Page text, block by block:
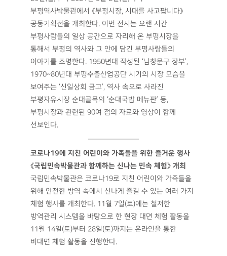
부평역사박물관에서 《부평시장, 시대를 사고팝니다》
공동기획전을 개최한다. 이번 전시는 오랜 시간
부평사람들의 일상 공간으로 자리해 온 부평시장을
통해서 부평의 역사와 그 안에 담긴 부평사람들의
이야기를 조명한다. 1950년대 작성된 ‘남창문구 장부’,
1970~80년대 부평수출산업공단 시기의 시장 모습을
보여주는 ‘신일상회 금고’, 역사 속으로 사라진
부평자유시장 순대골목의 ‘순대국밥 메뉴판’ 등,
부평시장과 관련된 90여 점의 자료와 영상이 함께
선보인다.
코로나19에 지친 어린이와 가족들을 위한 즐거운 행사
《국립민속박물관과 함께하는 신나는 민속 체험》 개최
국립민속박물관은 코로나19로 지친 어린이와 가족들을
위해 안전한 방역 속에서 신나게 즐길 수 있는 여러 가지
체험 행사를 개최한다. 11월 7일(토)에는 철저한
방역관리 시스템을 바탕으로 한 현장 대면 체험 활동을
11월 14일(토)부터 28일(토)까지는 온라인을 통한
비대면 체험 활동을 진행한다.